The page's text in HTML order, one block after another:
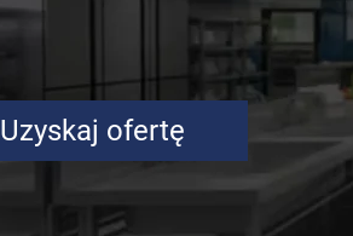
Uzyskaj ofertę